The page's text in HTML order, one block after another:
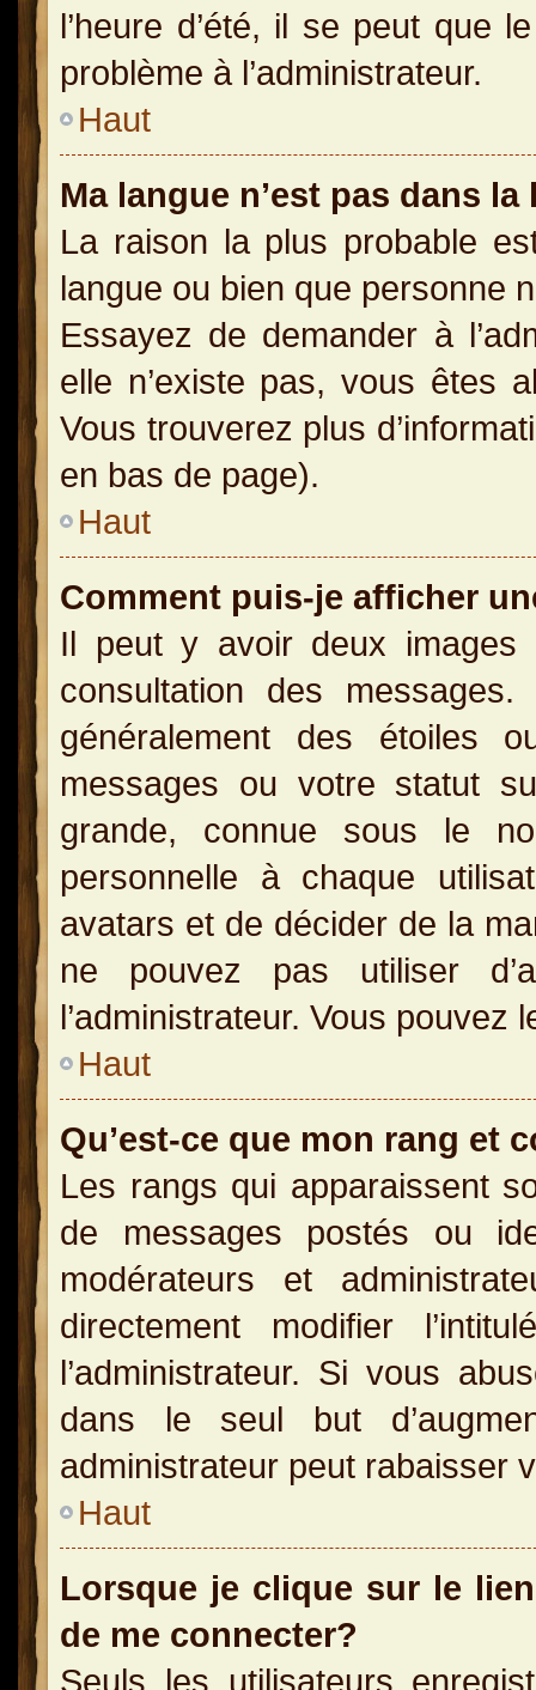
l’heure d’été, il se peut que
problème à l’administrateur.
Haut
Ma langue n’est pas dans la
La raison la plus probable
langue ou bien que personne
Essayez de demander à
elle n’existe pas, vous êtes
Vous trouverez plus
en bas de page).
Haut
Comment puis-je afficher
Il peut y avoir deux images
consultation des
généralement des étoiles
messages ou votre statut
grande, connue sous le
personnelle à chaque
avatars et de décider de la
ne pouvez pas utiliser
l’administrateur. Vous
Haut
Qu’est-ce que mon rang et
Les rangs qui apparaissent
de messages postés ou
modérateurs et
directement modifier
l’administrateur. Si vous
dans le seul but
administrateur peut rabaisser
Haut
Lorsque je clique sur le
de me connecter?
Seuls les utilisateurs